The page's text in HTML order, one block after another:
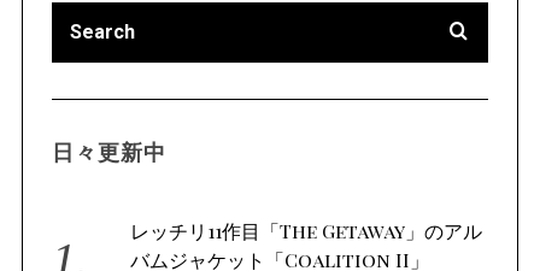
日々更新中
レッチリ11作目「The Getaway」のアル
バムジャケット「Coalition II」